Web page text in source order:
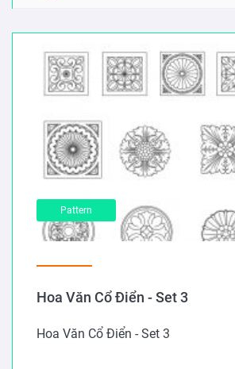
Pattern
Hoa Văn Cổ Điển - Set 3
Hoa Văn Cổ Điển - Set 3